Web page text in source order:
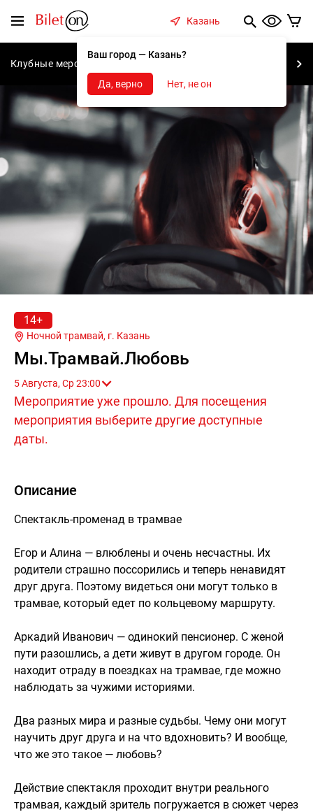
Меню
Казань
Ваш город — Казань?
Да, верно Нет, не он
Клубные мероприятия
14+
Ночной трамвай, г. Казань
Мы.Трамвай.Любовь
5 Августа, Ср 23:00
Мероприятие уже прошло. Для посещения
мероприятия выберите другие доступные
даты.
Описание
Спектакль-променад в трамвае
Егор и Алина — влюблены и очень несчастны. Их
родители страшно поссорились и теперь ненавидят
друг друга. Поэтому видеться они могут только в
трамвае, который едет по кольцевому маршруту.
Аркадий Иванович — одинокий пенсионер. С женой
пути разошлись, а дети живут в другом городе. Он
находит отраду в поездках на трамвае, где можно
наблюдать за чужими историями.
Два разных мира и разные судьбы. Чему они могут
научить друг друга и на что вдохновить? И вообще,
что же это такое — любовь?
Действие спектакля проходит внутри реального
трамвая, каждый зритель погружается в сюжет через